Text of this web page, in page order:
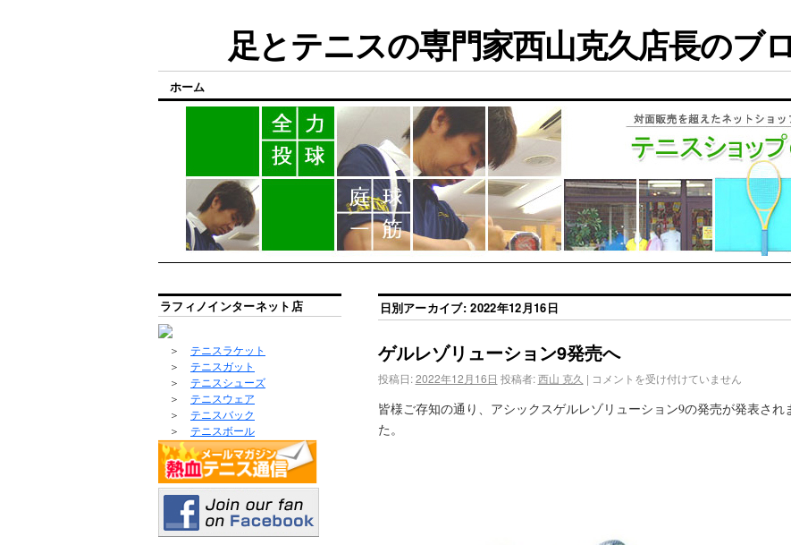
足とテニスの専門家西山克久店長のブ
ホーム
日別アーカイブ:2022年12月16日
ゲルレゾリューション9発売へ
投稿日: 2022年12月16日 投稿者: 西山 克久 | コメントを受け付けていません
皆様ご存知の通り、アシックスゲルレゾリューション9の発売が発表され
た。
ラフィノインターネット店
＞ テニスラケット
＞ テニスガット
＞ テニスシューズ
＞ テニスウェア
＞ テニスバック
＞ テニスボール